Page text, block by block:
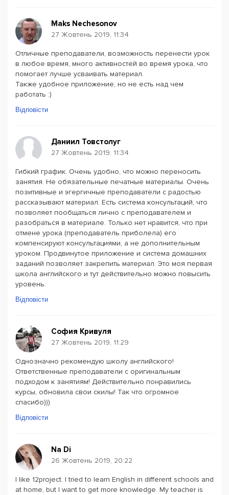
Maks Nechesonov
27 Жовтень 2019, 11:34
Отличные преподаватели, возможность перенести урок
в любое время, много активностей во время урока, что
помогает лучше усваивать материал.
Также удобное приложение, но не есть над чем
работать :)
Відповісти
Даниил Товстолуг
27 Жовтень 2019, 11:34
Гибкий график. Очень удобно, что можно переносить
занятия. Не обязательные печатные материалы. Очень
позитивные и эгергичные преподаватели с радостью
рассказывают материал. Есть система консультаций, что
позволяет пообщаться лично с преподавателем и
разобраться в материале. Только нет нравится, что при
отмене урока (преподаватель приболела) его
компенсируют консультациями, а не дополнительным
уроком. Продвинутое приложение и система домашних
заданий позволяет закрепить материал. Это моя первая
школа английского и тут действительно можно повысить
уровень.
Відповісти
София Кривуля
27 Жовтень 2019, 11:29
Однозначно рекомендую школу английского!
Ответственные преподаватели с оригинальным
подходом к занятиям! Действительно понравились
курсы, обновила свои скилы! Так что огромное
спасибо)))
Відповісти
Na Di
26 Жовтень 2019, 20:22
I like 12project. I tried to learn English in different schools and
at home, but l want to get more knowledge. My teacher is